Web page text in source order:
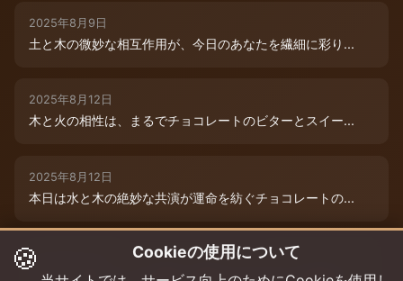
2025年8月9日
土と木の微妙な相互作用が、今日のあなたを繊細に彩り...
2025年8月12日
木と火の相性は、まるでチョコレートのビターとスイー...
2025年8月12日
本日は水と木の絶妙な共演が運命を紡ぐチョコレートの...
2025年8月12日
本日は、燃えるような情熱と成長のエネルギーが交差す...
🍪 Cookieの使用について